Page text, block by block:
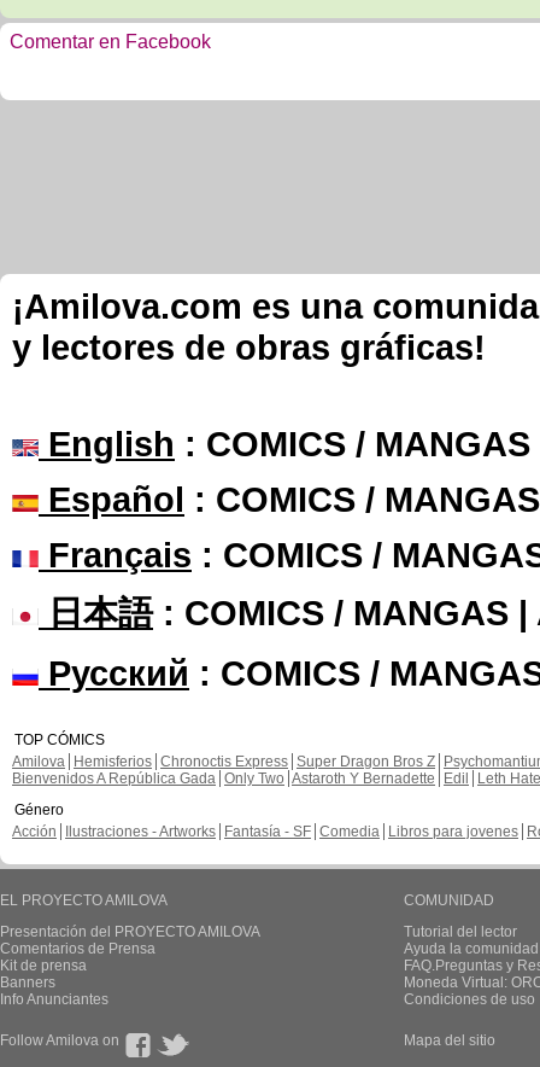
Comentar en Facebook
¡Amilova.com es una
y lectores de obras gráficas!
English : COMICS /
Español : COMICS /
Français : COMICS /
日本語: COMICS / MANGAS |
Русский : COMICS /
TOP CÓMICS
Amilova
Hemisferios Chronoctis Express Super Dragon Bros Z
Bienvenidos A República Gada Only Two Astaroth Y Bernadette Edil
Leth Hate
Género
Acción
Ilustraciones - Artworks Fantasía - SF Comedia Libros para jovenes
EL PROYECTO AMILOVA
Presentación del PROYECTO AMILOVA
Comentarios de Prensa
Kit de prensa
Banners
Info Anunciantes
COMUNIDAD
Tutorial del lector
Ayuda la
FAQ.Preguntas y
Moneda Virtual:
Condiciones de uso
Follow Amilova on Mapa del sitio